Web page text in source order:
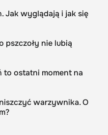
Jak wyglądają i jak się
pszczoły nie lubią
to ostatni moment na
warzywnika. O